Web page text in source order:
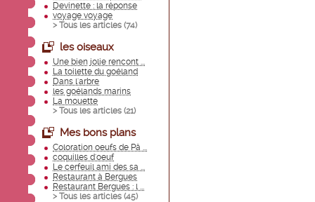
Devinette : la réponse
voyage voyage
> Tous les articles (74)
les oiseaux
Une bien jolie rencont ...
La toilette du goéland
Dans l'arbre
les goélands marins
La mouette
> Tous les articles (21)
Mes bons plans
Coloration oeufs de Pâ ...
coquilles d'oeuf
Le cerfeuil ami des sa ...
Restaurant à Bergues
Restaurant Bergues : l ...
> Tous les articles (45)